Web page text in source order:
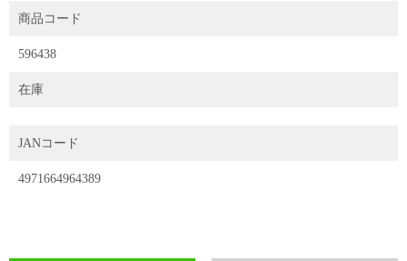
商品コード
596438
在庫
JANコード
4971664964389